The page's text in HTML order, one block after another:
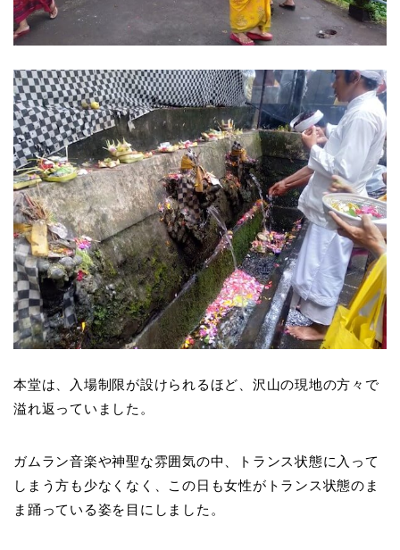
本堂は、入場制限が設けられるほど、沢山の現地の方々で
溢れ返っていました。
ガムラン音楽や神聖な雰囲気の中、トランス状態に入って
しまう方も少なくなく、この日も女性がトランス状態のま
ま踊っている姿を目にしました。